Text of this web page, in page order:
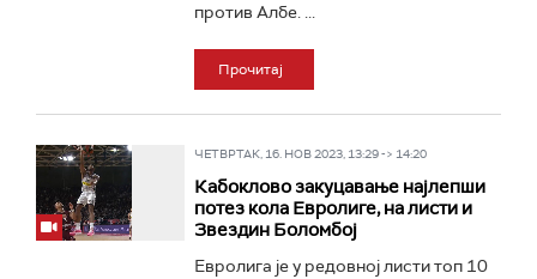
против Албе. ...
Прочитај
ЧЕТВРТАК, 16. НОВ 2023, 13:29 -> 14:20
Кабоклово закуцавање најлепши
потез кола Евролиге, на листи и
Звездин Боломбој
Евролига је у редовној листи топ 10